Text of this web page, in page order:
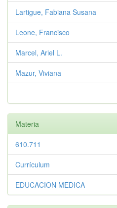
Lartigue, Fabiana Susana
Leone, Francisco
Marcel, Ariel L.
Mazur, Viviana
Materia
610.711
Currículum
EDUCACION MEDICA